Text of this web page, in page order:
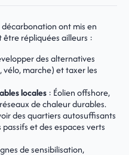
décarbonation ont mis en
répliquées ailleurs :
des alternatives
marche) et taxer les
locales : Éolien offshore,
de chaleur durables.
des quartiers autosuffisants
et des espaces verts
de sensibilisation,